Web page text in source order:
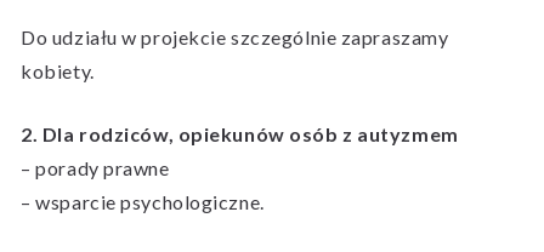
Do udziału w projekcie szczególnie zapraszamy
kobiety.
2. Dla rodziców, opiekunów osób z autyzmem
– porady prawne
– wsparcie psychologiczne.